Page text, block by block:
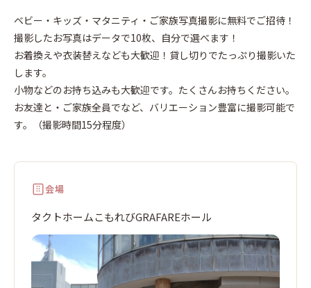
保
谷
ベビー・キッズ・マタニティ・ご家族写真撮影に無料でご招待！
撮影したお写真はデータで10枚、自分で選べます！
お着換えや衣装替えなども大歓迎！貸し切りでたっぷり撮影いた
します。
小物などのお持ち込みも大歓迎です。たくさんお持ちください。
お友達と・ご家族全員でなど、バリエーション豊富に撮影可能で
す。（撮影時間15分程度）
会場
タクトホームこもれびGRAFAREホール